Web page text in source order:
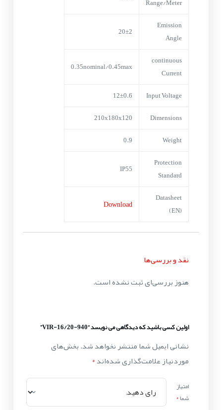
Range/Meter
Emission
Angle
20±2
continuous
Current
0.35nominal/0.45max
Input Voltage
12±0.6
Dimensions
210x180x120
Weight
0.9
Protection
Standard
IP55
Datasheet
(EN)
Download
نقد و بررسی‌ها
هنوز بررسی‌ای ثبت نشده است.
اولین کسی باشید که دیدگاهی می نویسد “VIR-16/20-940”
نشانی ایمیل شما منتشر نخواهد شد.بخش‌های
موردنیاز علامت‌گذاری شده‌اند*
امتیاز
شما*